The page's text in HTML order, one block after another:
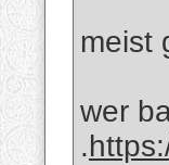
meist
wer
.